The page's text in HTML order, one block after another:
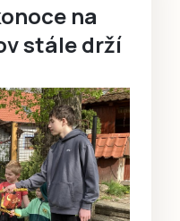
na
stále drží